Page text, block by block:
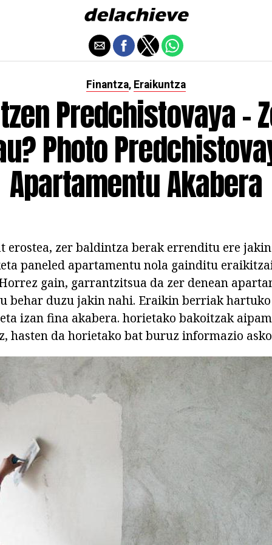
Finantza, Eraikuntza
Predchistovaya -
Photo
Apartamentu Akabera
erostea, zer baldintza berak errenditu ere
paneled apartamentu nola gainditu
gain, garrantzitsua da zer denean
behar duzu jakin nahi. Eraikin berriak
izan fina akabera. horietako bakoitzak
hasten da horietako bat buruz informazio